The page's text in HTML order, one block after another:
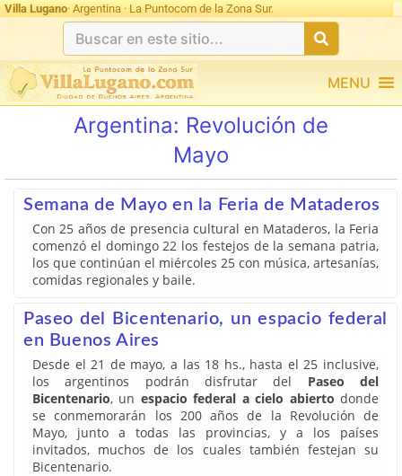
Villa Lugano· Argentina · La Puntocom de la Zona Sur.
MENU
Argentina: Revolución de
Mayo
Semana de Mayo en la Feria de Mataderos
Con 25 años de presencia cultural en Mataderos, la Feria
comenzó el domingo 22 los festejos de la semana patria,
los que continúan el miércoles 25 con música, artesanías,
comidas regionales y baile.
Paseo del Bicentenario, un espacio federal
en Buenos Aires
Desde el 21 de mayo, a las 18 hs., hasta el 25 inclusive,
los argentinos podrán disfrutar del Paseo del
Bicentenario, un espacio federal a cielo abierto donde
se conmemorarán los 200 años de la Revolución de
Mayo, junto a todas las provincias, y a los países
invitados, muchos de los cuales también festejan su
Bicentenario.